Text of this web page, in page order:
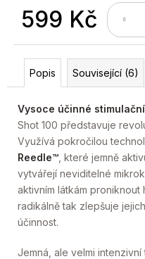
599 Kč
Popis Související (6)
Vysoce účinné
Shot 100 představuje
Využívá pokročilou
Reedle™ , které jemně
vytvářejí neviditelné
aktivním látkám
radikálně tak zlepšuje
účinnost.
Jemná, ale velmi